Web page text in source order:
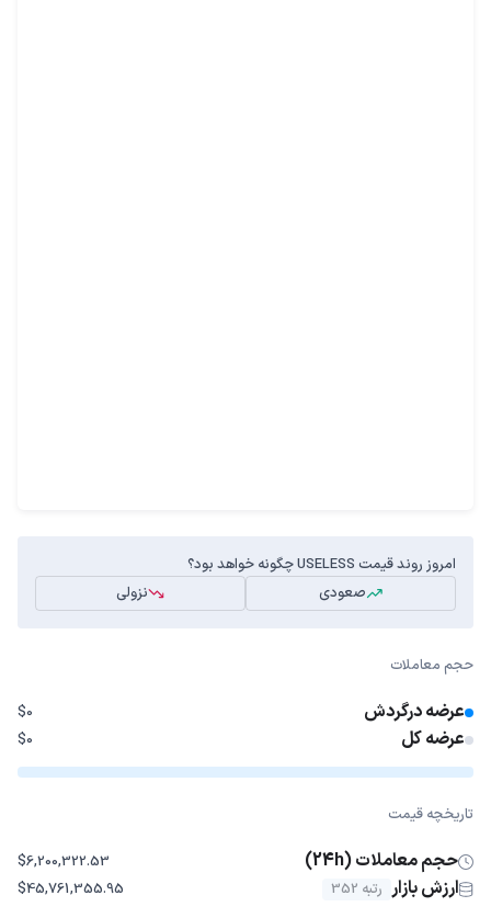
امروز روند قیمت USELESS چگونه خواهد بود؟
صعودی
نزولی
حجم معاملات
عرضه درگردش $0
عرضه کل $0
تاریخچه قیمت
حجم معاملات (24h) $6,200,322.53
ارزش بازار رتبه 352 $45,761,355.95